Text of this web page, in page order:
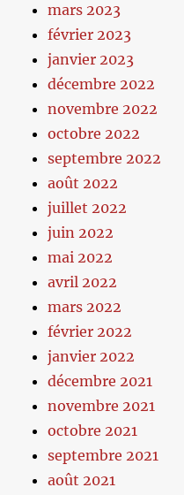
mars 2023
février 2023
janvier 2023
décembre 2022
novembre 2022
octobre 2022
septembre 2022
août 2022
juillet 2022
juin 2022
mai 2022
avril 2022
mars 2022
février 2022
janvier 2022
décembre 2021
novembre 2021
octobre 2021
septembre 2021
août 2021